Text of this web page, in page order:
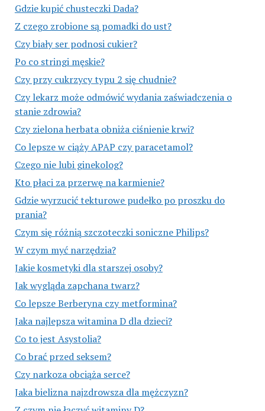
Gdzie kupić chusteczki Dada?
Z czego zrobione są pomadki do ust?
Czy biały ser podnosi cukier?
Po co stringi męskie?
Czy przy cukrzycy typu 2 się chudnie?
Czy lekarz może odmówić wydania zaświadczenia o
stanie zdrowia?
Czy zielona herbata obniża ciśnienie krwi?
Co lepsze w ciąży APAP czy paracetamol?
Czego nie lubi ginekolog?
Kto płaci za przerwę na karmienie?
Gdzie wyrzucić tekturowe pudełko po proszku do
prania?
Czym się różnią szczoteczki soniczne Philips?
W czym myć narzędzia?
Jakie kosmetyki dla starszej osoby?
Jak wygląda zapchana twarz?
Co lepsze Berberyna czy metformina?
Jaka najlepsza witamina D dla dzieci?
Co to jest Asystolia?
Co brać przed seksem?
Czy narkoza obciąża serce?
Jaka bielizna najzdrowsza dla mężczyzn?